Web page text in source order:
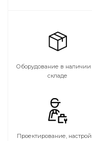
Оборудование в наличии
складе
Проектирование,